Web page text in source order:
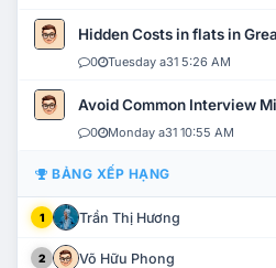
Hidden Costs in flats in
0 Tuesday a31 5:26 AM
Avoid Common Interview
0 Monday a31 10:55 AM
BẢNG XẾP HẠNG
1 Trần Thị Hương
2 Võ Hữu Phong